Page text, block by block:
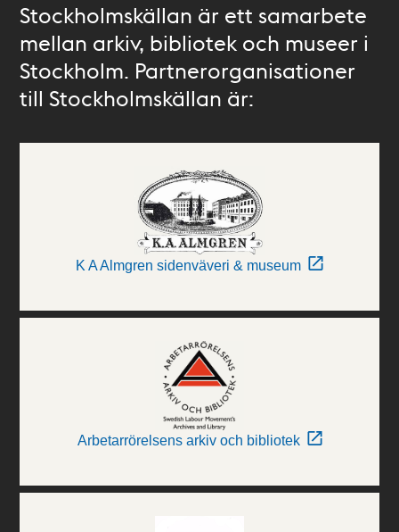
Stockholmskällan är ett samarbete
mellan arkiv, bibliotek och museer i
Stockholm. Partnerorganisationer
till Stockholmskällan är:
K A Almgren sidenväveri & museum
Arbetarrörelsens arkiv och bibliotek